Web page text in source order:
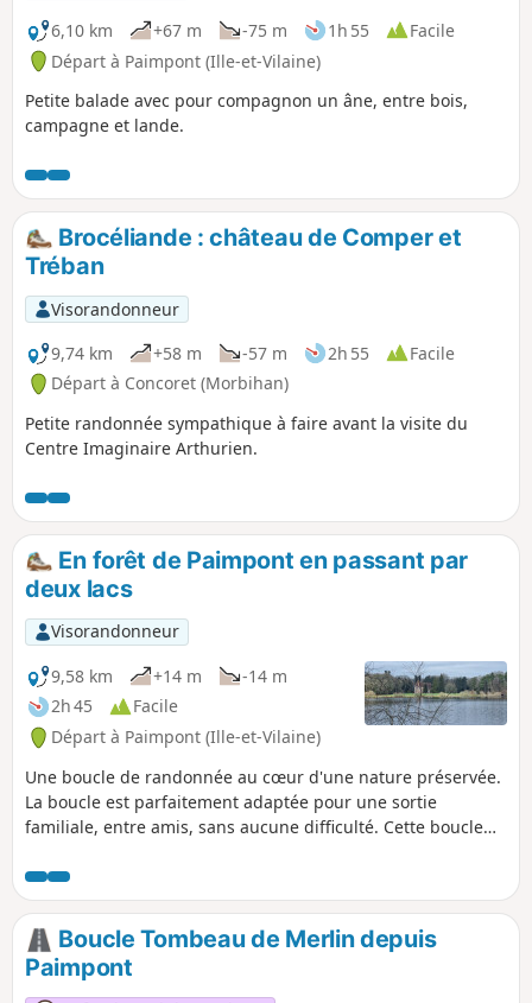
6,10 km
+67 m -75 m 1h 55
Facile
Départ à Paimpont (Ille-et-Vilaine)
Petite balade avec pour compagnon un âne, entre bois,
campagne et lande.
Brocéliande : château de Comper et
Tréban
Visorandonneur
9,74 km
+58 m -57 m 2h 55
Facile
Départ à Concoret (Morbihan)
Petite randonnée sympathique à faire avant la visite du
Centre Imaginaire Arthurien.
En forêt de Paimpont en passant par
deux lacs
Visorandonneur
9,58 km
+14 m
-14 m
2h 45
Facile
Départ à Paimpont (Ille-et-Vilaine)
Une boucle de randonnée au cœur d'une nature préservée.
La boucle est parfaitement adaptée pour une sortie
familiale, entre amis, sans aucune difficulté. Cette boucle
parcours et une belle vue sur le Château de Brocéliande au
niveau de l’Étang du Pas du Houx à mi-parcours.
Boucle Tombeau de Merlin depuis
Paimpont